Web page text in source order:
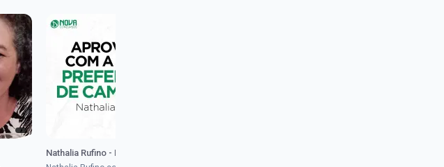
Nathalia Rufino - Prefeitura de Campinas